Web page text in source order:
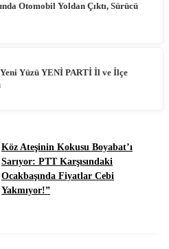
Otomobil Yoldan Çıktı, Sürücü
Yüzü YENİ PARTİ İl ve İlçe
Köz Ateşinin Kokusu Boyabat’ı
Sarıyor: PTT Karşısındaki
Ocakbaşında Fiyatlar Cebi
Yakmıyor!”